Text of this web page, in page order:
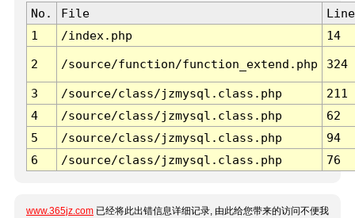
No. File
Line
1
/index.php 14
2 /source/function/function_extend.php 324
3 /source/class/jzmysql.class.php
211
4
/source/class/jzmysql.class.php
62
5
/source/class/jzmysql.class.php
94
6
/source/class/jzmysql.class.php 76
www.365jz.com 已经将此出错信息详细记录, 由此给您带来的访问不便我